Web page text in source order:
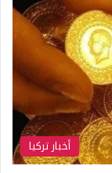
أخبار تركيا